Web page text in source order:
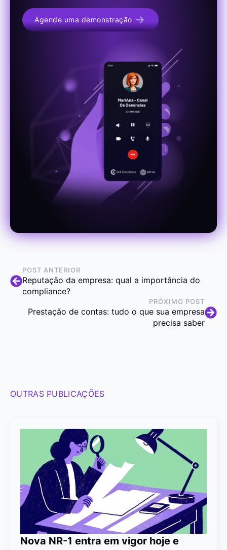
Agende uma demonstração
POST ANTERIOR
Reputação da empresa: qual a importância do
compliance?
PRÓXIMO POST
Prestação de contas: tudo o que sua empresa
precisa saber
OUTRAS PUBLICAÇÕES
Nova NR-1 entra em vigor hoje e